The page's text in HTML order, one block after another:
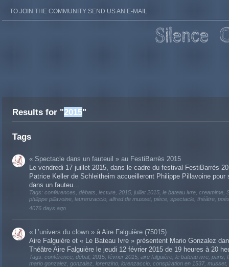
TO JOIN THE COMMUNITY SEND US AN E-MAIL
Results for "2015"
Tags
« Spectacle dans un fauteuil » au FestiBarrès 2015
Le vendredi 17 juillet 2015, dans le cadre du festival FestiBarrès
Patrice Keller de Schleitheim accueilleront Philippe Pillavoine
dans un fauteu...
Tags: conférences, débats, lecture, 2015, juillet 2015, le bateau ivre,
philippe pillavoine, laurenzaccio, alfred de musset, pièce, spectacle, théâtre,
4076 days ago
« L’univers du clown » à Aire Falguière (75015)
Aire Falguière et « Le Bateau Ivre » présentent Mario Gonzalez
Théâtre Aire Falguière le jeudi 12 février 2015 de 19 heures à 20
Tags: conférence, débat, 2015, février 2015, aire falguière, le bateau ivre,
mario gonzalez, gonzalez, lorenzino, lorenzaccio, conspiration en 1537,